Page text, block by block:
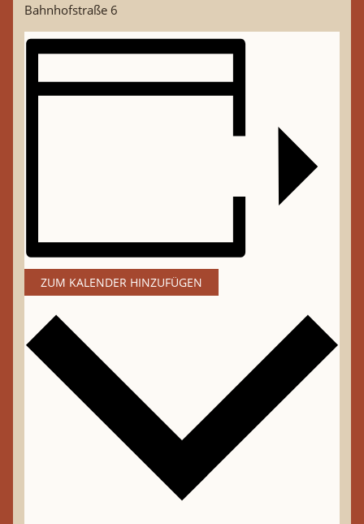
Bahnhofstraße 6
ZUM KALENDER HINZUFÜGEN